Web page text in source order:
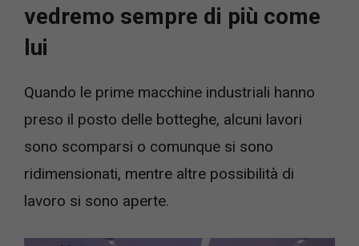
vedremo sempre di più come
lui
Quando le prime macchine industriali hanno
preso il posto delle botteghe, alcuni lavori
sono scomparsi o comunque si sono
ridimensionati, mentre altre possibilità di
lavoro si sono aperte.